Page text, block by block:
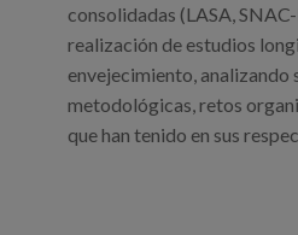
consolidadas (LASA, SNAC-
realización de estudios
envejecimiento, analizando
metodológicas, retos
que han tenido en sus